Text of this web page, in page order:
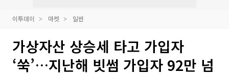
이투데이 마켓 일반
가상자산 상승세 타고 가입자
‘쑥’…지난해 빗썸 가입자 92만 넘